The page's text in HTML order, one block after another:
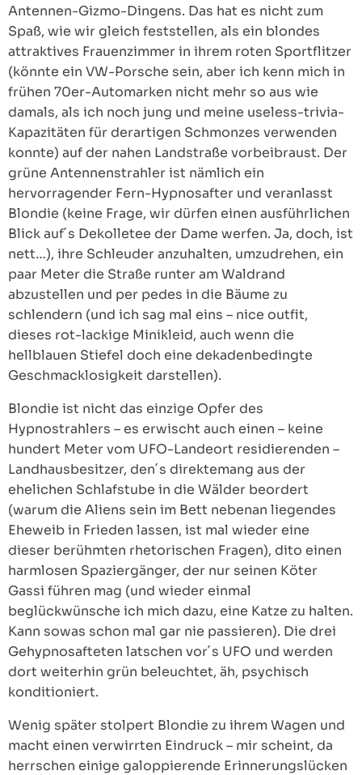
Antennen-Gizmo-Dingens. Das hat es nicht zum
Spaß, wie wir gleich feststellen, als ein blondes
attraktives Frauenzimmer in ihrem roten Sportflitzer
(könnte ein VW-Porsche sein, aber ich kenn mich in
frühen 70er-Automarken nicht mehr so aus wie
damals, als ich noch jung und meine useless-trivia-
Kapazitäten für derartigen Schmonzes verwenden
konnte) auf der nahen Landstraße vorbeibraust. Der
grüne Antennenstrahler ist nämlich ein
hervorragender Fern-Hypnosafter und veranlasst
Blondie (keine Frage, wir dürfen einen ausführlichen
Blick auf´s Dekolletee der Dame werfen. Ja, doch, ist
nett…), ihre Schleuder anzuhalten, umzudrehen, ein
paar Meter die Straße runter am Waldrand
abzustellen und per pedes in die Bäume zu
schlendern (und ich sag mal eins – nice outfit,
dieses rot-lackige Minikleid, auch wenn die
hellblauen Stiefel doch eine dekadenbedingte
Geschmacklosigkeit darstellen).
Blondie ist nicht das einzige Opfer des
Hypnostrahlers – es erwischt auch einen – keine
hundert Meter vom UFO-Landeort residierenden –
Landhausbesitzer, den´s direktemang aus der
ehelichen Schlafstube in die Wälder beordert
(warum die Aliens sein im Bett nebenan liegendes
Eheweib in Frieden lassen, ist mal wieder eine
dieser berühmten rhetorischen Fragen), dito einen
harmlosen Spaziergänger, der nur seinen Köter
Gassi führen mag (und wieder einmal
beglückwünsche ich mich dazu, eine Katze zu halten.
Kann sowas schon mal gar nie passieren). Die drei
Gehypnosafteten latschen vor´s UFO und werden
dort weiterhin grün beleuchtet, äh, psychisch
konditioniert.
Wenig später stolpert Blondie zu ihrem Wagen und
macht einen verwirrten Eindruck – mir scheint, da
herrschen einige galoppierende Erinnerungslücken